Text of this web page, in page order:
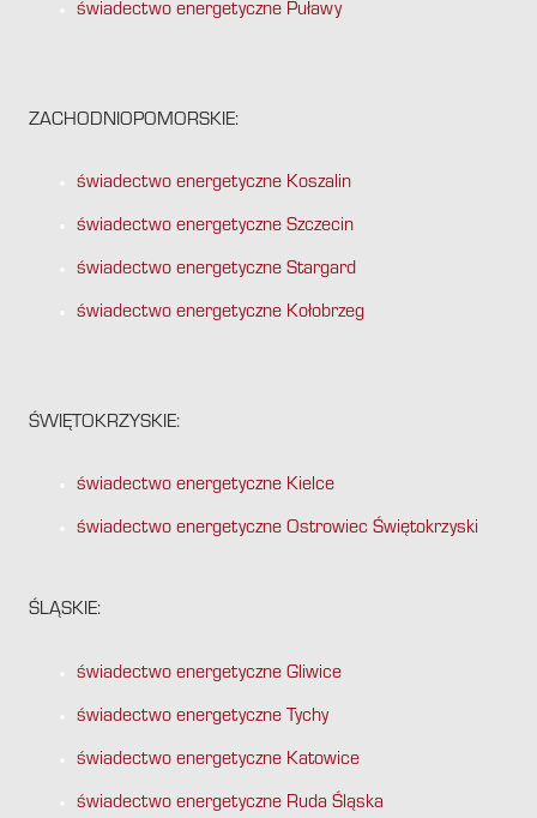
świadectwo energetyczne Puławy
ZACHODNIOPOMORSKIE:
świadectwo energetyczne Koszalin
świadectwo energetyczne Szczecin
świadectwo energetyczne Stargard
świadectwo energetyczne Kołobrzeg
ŚWIĘTOKRZYSKIE:
świadectwo energetyczne Kielce
świadectwo energetyczne Ostrowiec Świętokrzyski
ŚLĄSKIE:
świadectwo energetyczne Gliwice
świadectwo energetyczne Tychy
świadectwo energetyczne Katowice
świadectwo energetyczne Ruda Śląska